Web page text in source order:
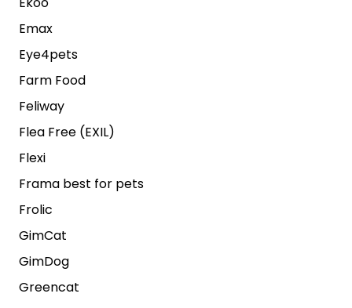
Emax
Eye4pets
Farm Food
Feliway
Flea Free (EXIL)
Flexi
Frama best for pets
Frolic
GimCat
GimDog
Greencat